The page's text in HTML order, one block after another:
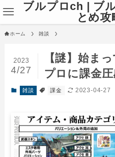
ブルプロch | ブ
とめ攻
ホーム 雑談
【謎】始ま
プロに課金
2023
4/27
雑談 課金 2023-04-27